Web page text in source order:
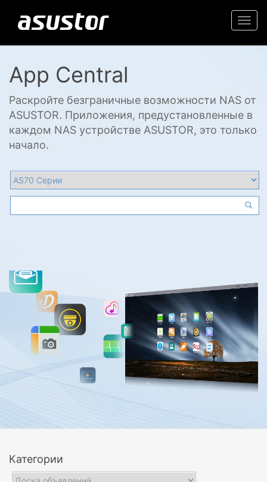
App Central
Раскройте безграничные возможности NAS от
ASUSTOR. Приложения, предустановленные в
каждом NAS устройстве ASUSTOR, это только
начало.
Категории